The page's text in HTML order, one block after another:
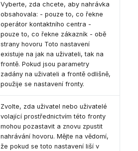
Vyberte, zda chcete, aby nahrávka
obsahovala: - pouze to, co řekne
operátor kontaktního centra -
pouze to, co řekne zákazník - obě
strany hovoru Toto nastavení
existuje na jak na uživateli, tak na
frontě. Pokud jsou parametry
zadány na uživateli a frontě odlišně,
použije se nastavení fronty.
Zvolte, zda uživatel nebo uživatelé
volající prostřednictvím této fronty
mohou pozastavit a znovu zpustit
nahrávání hovoru. Mějte na vědomí,
že pokud se toto nastavení liší v